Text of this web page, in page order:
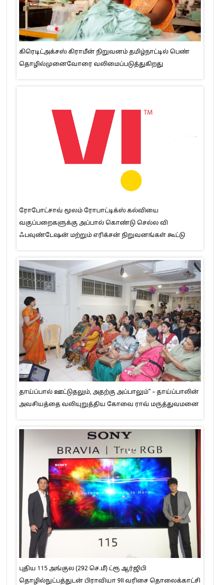
கிரெடிட்அக்சஸ் கிராமீன் நிறுவனம் தமிழ்நாட்டில் பெண்
தொழில்முனைவோரை வலிமைப்படுத்துகிறது
ரோபோட்சாவ் மூலம் ரோபாட்டிக்ஸ் கல்வியை
வகுப்பறைகளுக்கு அப்பால் கொண்டு செல்ல வி
ஃபவுண்டேஷன் மற்றும் எரிக்சன் நிறுவனங்கள் கூட்டு
தாய்ப்பால் ஊட்டுதலும், அதற்கு அப்பாலும்” – தாய்ப்பாலின்
அவசியத்தை வலியுறுத்திய கோவை ராவ் மருத்துவமனை
புதிய 115 அங்குல (292 செ.மீ) ட்ரூ ஆர்ஜிபி
தொழில்நுட்பத்துடன் பிராவியா 9II வரிசை தொலைக்காட்சி